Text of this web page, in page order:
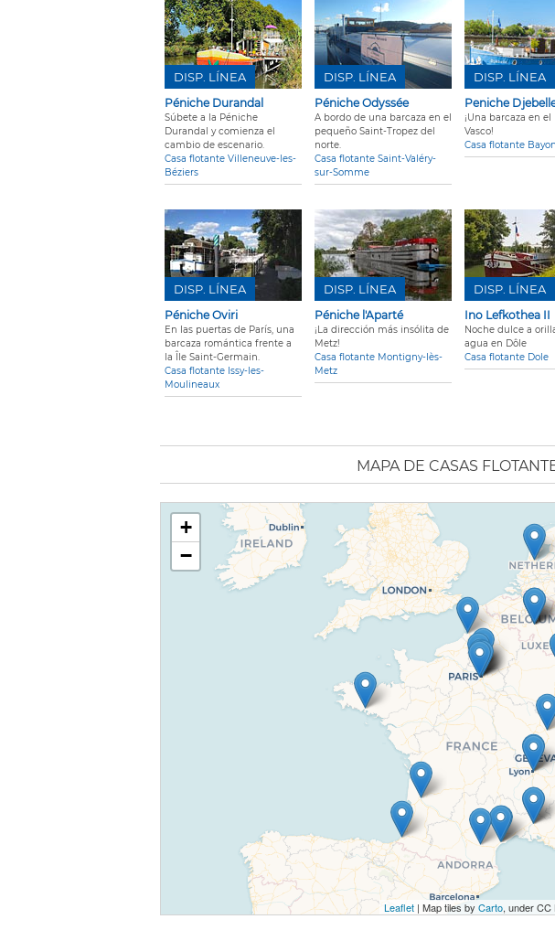
Péniche Durandal
Súbete a la Péniche
Durandal y comienza el
cambio de escenario.
Casa flotante Villeneuve-les-
Béziers
DISP. LÍNEA
Péniche Odyssée
A bordo de una barcaza en el
pequeño Saint-Tropez del
norte.
Casa flotante Saint-Valéry-
sur-Somme
DISP. LÍNEA
Peniche
¡Una barcaza en el
Vasco!
Casa flotante
DISP. LÍNEA
Péniche Oviri
En las puertas de París, una
barcaza romántica frente a
la Île Saint-Germain.
Casa flotante Issy-les-
Moulineaux
DISP. LÍNEA
Péniche l'Aparté
¡La dirección más insólita de
Metz!
Casa flotante Montigny-lès-
Metz
DISP. LÍNEA
Ino Lefkothea II
Noche dulce a
agua en Dôle
Casa flotante Dole
DISP. LÍNEA
MAPA DE CASAS
+
−
Leaflet | Map tiles by Carto, under CC